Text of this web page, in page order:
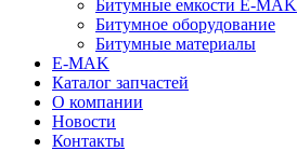
Битумные емкости E-MAK
Битумное оборудование
Битумные материалы
E-MAK
Каталог запчастей
О компании
Новости
Контакты